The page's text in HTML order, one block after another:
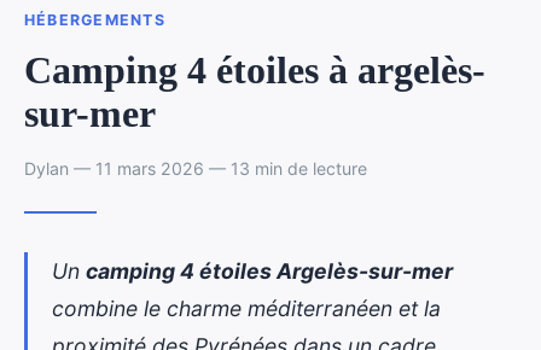
HÉBERGEMENTS
Camping 4 étoiles à argelès-
sur-mer
Dylan — 11 mars 2026 — 13 min de lecture
Un camping 4 étoiles Argelès-sur-mer
combine le charme méditerranéen et la